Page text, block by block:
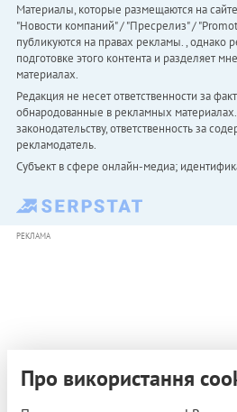
Материалы, которые размещаются на
"Новости компаний" / "Пресрелиз" /
публикуются на правах рекламы. , однако
подготовке этого контента и разделяет
материалах.
Редакция не несет ответственности за
обнародованные в рекламных
законодательству, ответственность за
рекламодатель.
Субъект в сфере онлайн-медиа;
РЕКЛАМА
Про використання